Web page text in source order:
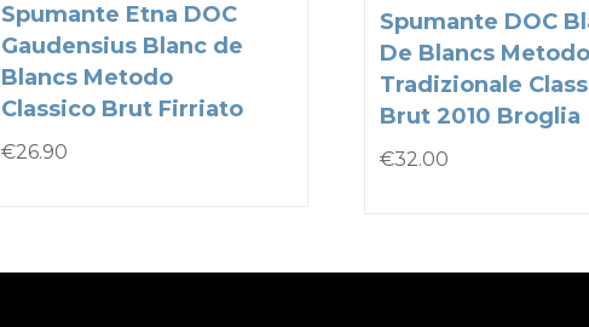
Spumante Etna DOC
Gaudensius Blanc de
Blancs Metodo
Classico Brut Firriato
€26.90
Spumante DOC
De Blancs Metodo
Tradizionale
Brut 2010 Broglia
€32.00